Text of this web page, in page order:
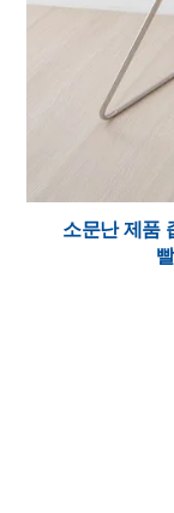
소문난 제품